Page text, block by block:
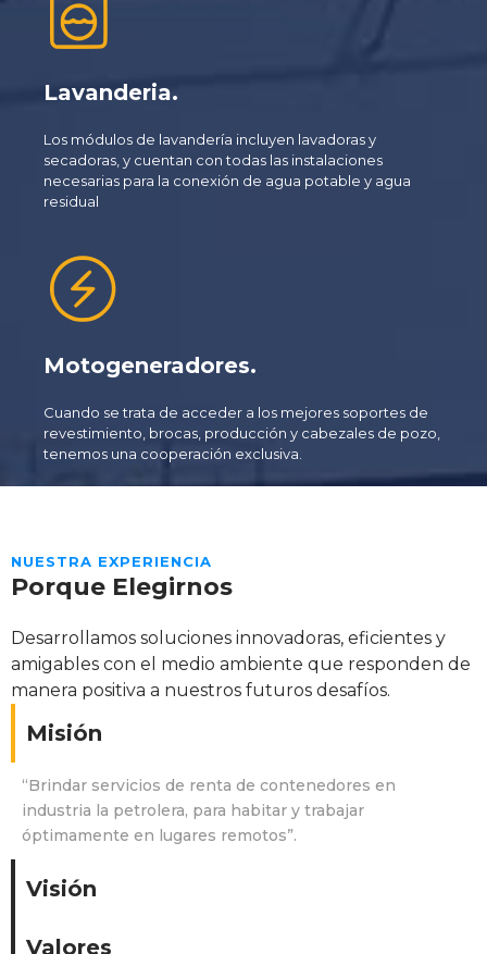
Lavanderia.
Los módulos de lavandería incluyen lavadoras y
secadoras, y cuentan con todas las instalaciones
necesarias para la conexión de agua potable y agua
residual
Motogeneradores.
Cuando se trata de acceder a los mejores soportes de
revestimiento, brocas, producción y cabezales de pozo,
tenemos una cooperación exclusiva.
NUESTRA EXPERIENCIA
Porque Elegirnos
Desarrollamos soluciones innovadoras, eficientes y
amigables con el medio ambiente que responden de
manera positiva a nuestros futuros desafíos.
Misión
“Brindar servicios de renta de contenedores en
industria la petrolera, para habitar y trabajar
óptimamente en lugares remotos”.
Visión
Valores